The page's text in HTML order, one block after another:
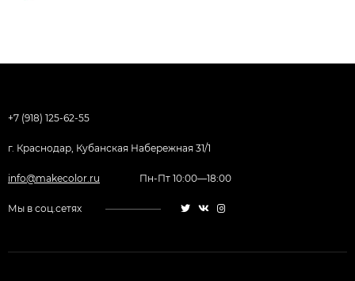
+7 (918) 125-62-55
г. Краснодар, Кубанская Набережная 31/1
info@makecolor.ru Пн-Пт 10:00—18:00
Мы в соц.сетях